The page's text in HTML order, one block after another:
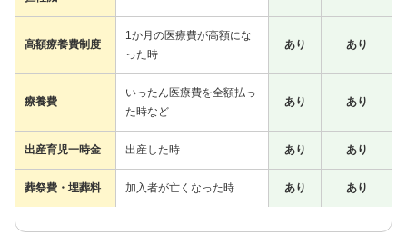
高額療養費制度
1か月の医療費が高額にな
った時
あり あり
療養費
いったん医療費を全額払っ
た時など
あり あり
出産育児一時金 出産した時 あり あり
葬祭費・埋葬料 加入者が亡くなった時 あり あり